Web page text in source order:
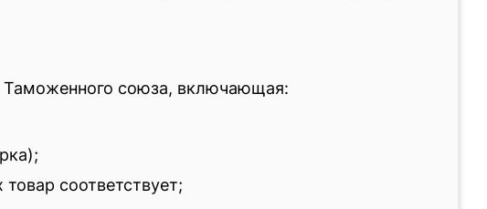
Таможенного союза, включающая:
соответствует;